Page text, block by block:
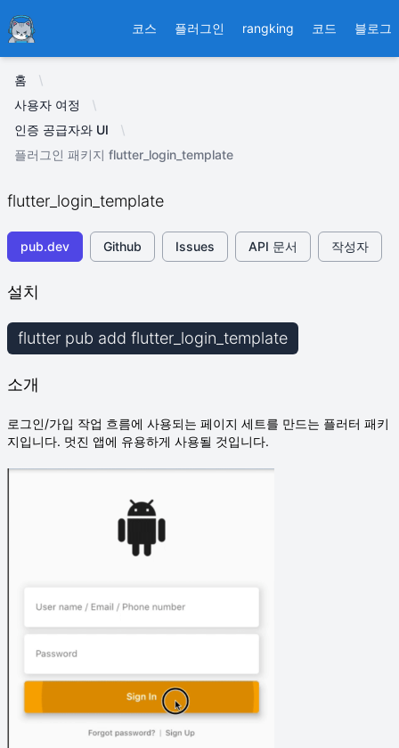
Ducafecat 코스 플러그인 rangking 코드 블로그
홈
사용자 여정
인증 공급자와 UI
플러그인 패키지 flutter_login_template
flutter_login_template
pub.dev Github Issues API 문서 작성자
설치
flutter pub add flutter_login_template
소개
로그인/가입 작업 흐름에 사용되는 페이지 세트를 만드는 플러터 패키
지입니다. 멋진 앱에 유용하게 사용될 것입니다.